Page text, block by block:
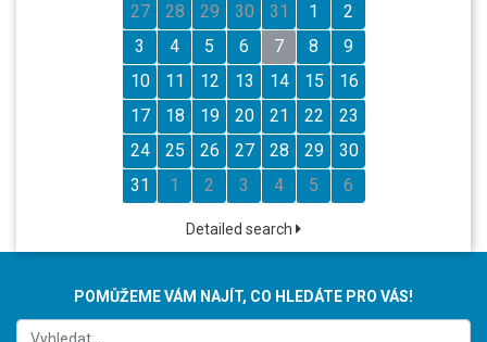
27
28 29 30 31 1
2
3
4 5 6 7 8
9
10
11 12 13 14 15
16
17
18 19 20 21 22
23
24
25 26 27 28 29
30
31
1 2 3 4 5 6
Detailed search
POMŮŽEME VÁM NAJÍT, CO HLEDÁTE PRO VÁS!